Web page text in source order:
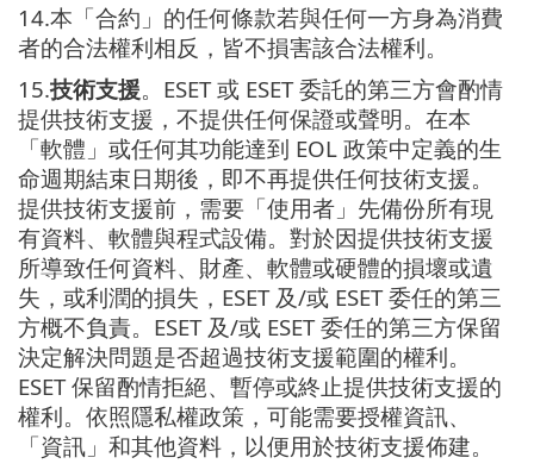
14.本「合約」的任何條款若與任何一方身為消費
者的合法權利相反，皆不損害該合法權利。
15.技術支援。ESET 或 ESET 委託的第三方會酌情
提供技術支援，不提供任何保證或聲明。在本
「軟體」或任何其功能達到 EOL 政策中定義的生
命週期結束日期後，即不再提供任何技術支援。
提供技術支援前，需要「使用者」先備份所有現
有資料、軟體與程式設備。對於因提供技術支援
所導致任何資料、財產、軟體或硬體的損壞或遺
失，或利潤的損失，ESET 及/或 ESET 委任的第三
方概不負責。ESET 及/或 ESET 委任的第三方保留
決定解決問題是否超過技術支援範圍的權利。
ESET 保留酌情拒絕、暫停或終止提供技術支援的
權利。依照隱私權政策，可能需要授權資訊、
「資訊」和其他資料，以便用於技術支援佈建。